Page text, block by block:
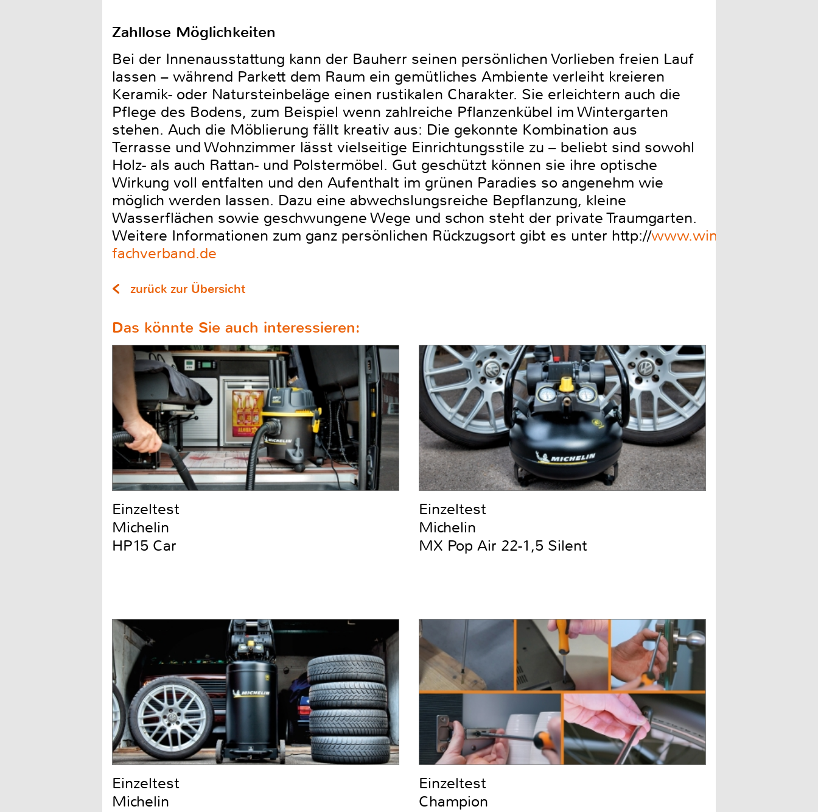
Zahllose Möglichkeiten
Bei der Innenausstattung kann der Bauherr seinen persönlichen Vorlieben freien Lauf
lassen – während Parkett dem Raum ein gemütliches Ambiente verleiht kreieren
Keramik- oder Natursteinbeläge einen rustikalen Charakter. Sie erleichtern auch die
Pflege des Bodens, zum Beispiel wenn zahlreiche Pflanzenkübel im Wintergarten
stehen. Auch die Möblierung fällt kreativ aus: Die gekonnte Kombination aus
Terrasse und Wohnzimmer lässt vielseitige Einrichtungsstile zu – beliebt sind sowohl
Holz- als auch Rattan- und Polstermöbel. Gut geschützt können sie ihre optische
Wirkung voll entfalten und den Aufenthalt im grünen Paradies so angenehm wie
möglich werden lassen. Dazu eine abwechslungsreiche Bepflanzung, kleine
Wasserflächen sowie geschwungene Wege und schon steht der private Traumgarten.
Weitere Informationen zum ganz persönlichen Rückzugsort gibt es unter http://www.wintergarten-
fachverband.de
zurück zur Übersicht
Das könnte Sie auch interessieren:
Einzeltest
Michelin
HP15 Car
Einzeltest
Michelin
MX Pop Air 22-1,5 Silent
Einzeltest
Michelin
Einzeltest
Champion